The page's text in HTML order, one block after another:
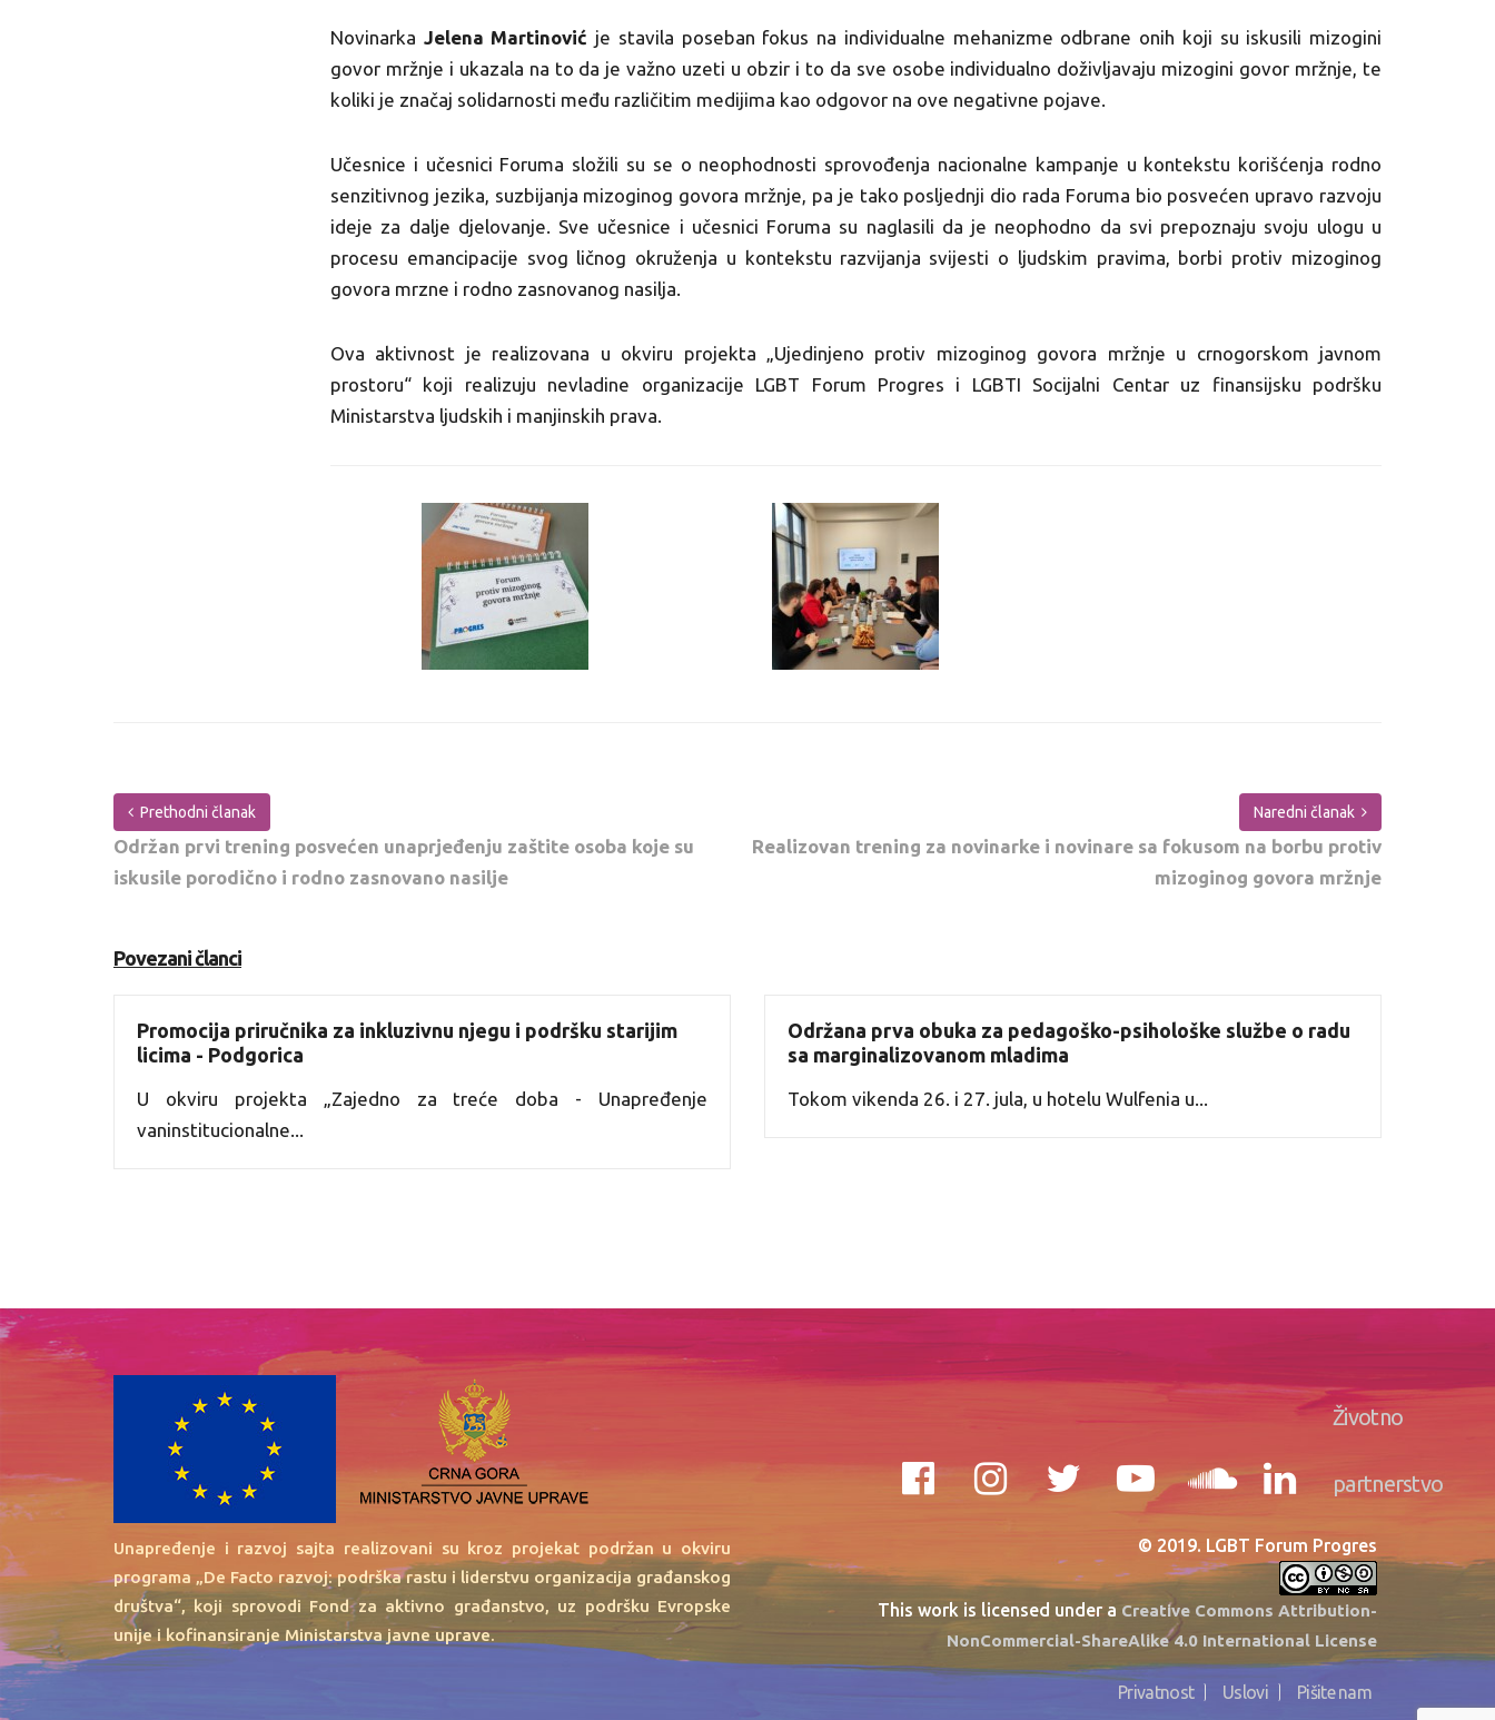
Novinarka Jelena Martinović je stavila poseban fokus na individualne mehanizme odbrane onih koji su iskusili mizogini
govor mržnje i ukazala na to da je važno uzeti u obzir i to da sve osobe individualno doživljavaju mizogini govor mržnje, te
koliki je značaj solidarnosti među različitim medijima kao odgovor na ove negativne pojave.
Učesnice i učesnici Foruma složili su se o neophodnosti sprovođenja nacionalne kampanje u kontekstu korišćenja rodno
senzitivnog jezika, suzbijanja mizoginog govora mržnje, pa je tako posljednji dio rada Foruma bio posvećen upravo razvoju
ideje za dalje djelovanje. Sve učesnice i učesnici Foruma su naglasili da je neophodno da svi prepoznaju svoju ulogu u
procesu emancipacije svog ličnog okruženja u kontekstu razvijanja svijesti o ljudskim pravima, borbi protiv mizoginog
govora mrzne i rodno zasnovanog nasilja.
Ova aktivnost je realizovana u okviru projekta „Ujedinjeno protiv mizoginog govora mržnje u crnogorskom javnom
prostoru“ koji realizuju nevladine organizacije LGBT Forum Progres i LGBTI Socijalni Centar uz finansijsku podršku
Ministarstva ljudskih i manjinskih prava.
Prethodni članak
Održan prvi trening posvećen unaprjeđenju zaštite osoba koje su
iskusile porodično i rodno zasnovano nasilje
Naredni članak
Realizovan trening za novinarke i novinare sa fokusom na borbu protiv
mizoginog govora mržnje
Povezani članci
Promocija priručnika za inkluzivnu njegu i podršku starijim
licima - Podgorica
U okviru projekta „Zajedno za treće doba - Unapređenje
vaninstitucionalne...
Održana prva obuka za pedagoško-psihološke službe o radu
sa marginalizovanom mladima
Tokom vikenda 26. i 27. jula, u hotelu Wulfenia u...
Unapređenje i razvoj sajta realizovani su kroz projekat podržan u okviru
programa „De Facto razvoj: podrška rastu i liderstvu organizacija građanskog
društva“, koji sprovodi Fond za aktivno građanstvo, uz podršku Evropske
unije i kofinansiranje Ministarstva javne uprave.
Životno
partnerstvo
© 2019. LGBT Forum Progres
This work is licensed under a Creative Commons Attribution-
NonCommercial-ShareAlike 4.0 International License
Privatnost Uslovi Pišite nam